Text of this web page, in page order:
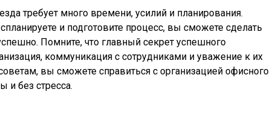
требует много времени, усилий и планирования.
и подготовите процесс, вы сможете сделать
Помните, что главный секрет успешного
коммуникация с сотрудниками и уважение к их
вы сможете справиться с организацией офисного
и без стресса.